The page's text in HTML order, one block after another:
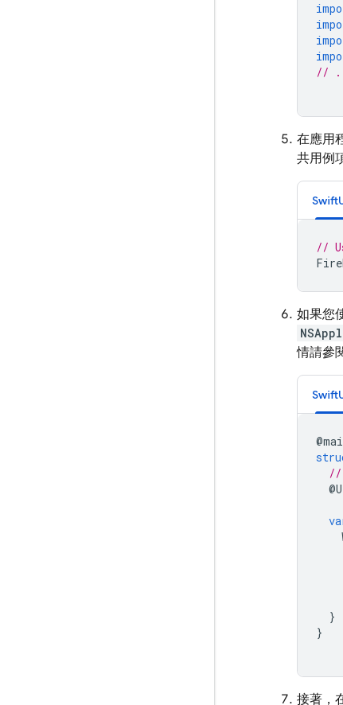
//
在應用
共用例
//
如果您
情請參
@
//
@
}
}
接著，